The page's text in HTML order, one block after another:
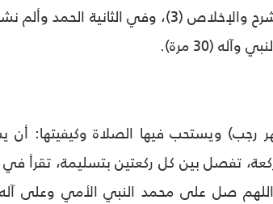
تقرأ في الأولى: الحمد وألم نشرح والإخلاص
ويستحب فيها الصلاة وكيفيتها:
محمد النبي الأمي وعلى آله (70 مرة)، ثم تسجد